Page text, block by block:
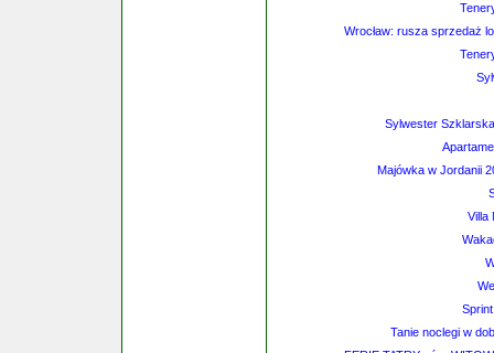
Wrocław: rusza sprzedaż
Sylwester
Majówka w Jordanii
Villa
Tanie noclegi w